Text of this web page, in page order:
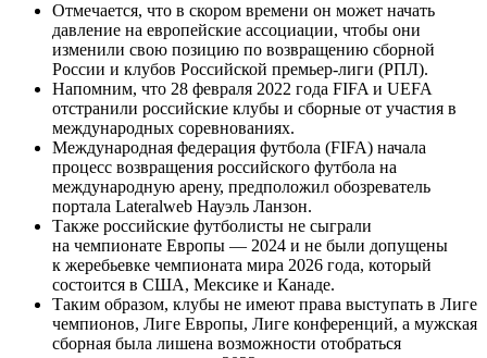
Отмечается, что в скором времени он может начать
давление на европейские ассоциации, чтобы они
изменили свою позицию по возвращению сборной
России и клубов Российской премьер-лиги (РПЛ).
Напомним, что 28 февраля 2022 года FIFA и UEFA
отстранили российские клубы и сборные от участия в
международных соревнованиях.
Международная федерация футбола (FIFA) начала
процесс возвращения российского футбола на
международную арену, предположил обозреватель
портала Lateralweb Науэль Ланзон.
Также российские футболисты не сыграли
на чемпионате Европы — 2024 и не были допущены
к жеребьевке чемпионата мира 2026 года, который
состоится в США, Мексике и Канаде.
Таким образом, клубы не имеют права выступать в Лиге
чемпионов, Лиге Европы, Лиге конференций, а мужская
сборная была лишена возможности отобраться